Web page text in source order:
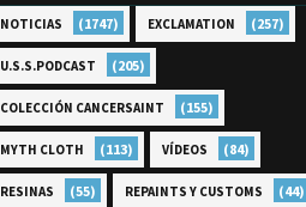
NOTICIAS (1747) EXCLAMATION (257)
U.S.S.PODCAST (205)
COLECCIÓN CANCERSAINT (155)
MYTH CLOTH (113) VÍDEOS (84)
RESINAS (55) REPAINTS Y CUSTOMS (44)